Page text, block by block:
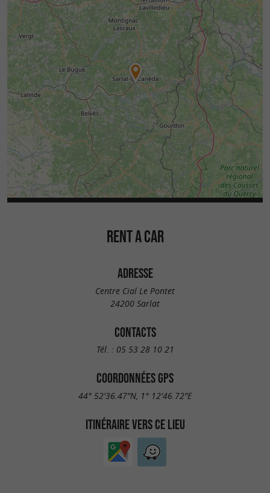
RENT A CAR
ADRESSE
Centre Cial Le Pontet
24200 Sarlat
CONTACTS
Tél. : 05 53 28 10 21
COORDONNÉES GPS
44° 52'36.47"N, 1° 12'46.72"E
ITINÉRAIRE VERS CE LIEU